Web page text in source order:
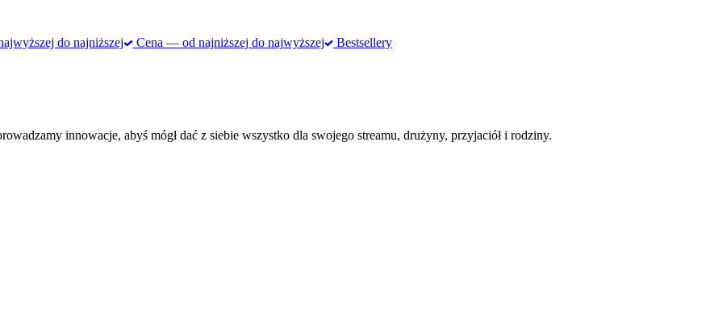
do najniższej Cena — od najniższej do najwyższej
Bestsellery
innowacje, abyś mógł dać z siebie wszystko dla swojego streamu, drużyny, przyjaciół i rodziny.